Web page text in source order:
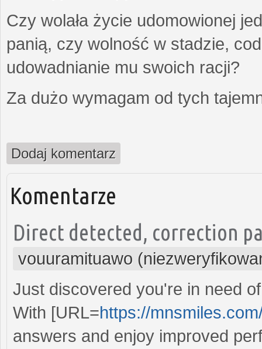
Czy wolała życie udomowionej
panią, czy wolność w stadzie,
udowadnianie mu swoich racji?
Za dużo wymagam od tych
Dodaj komentarz
Komentarze
Direct detected, correction
vouuramituawo
Just discovered you're in need
With [URL=https://
answers and enjoy improved